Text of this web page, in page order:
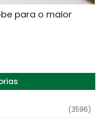
para o maior
(3596)